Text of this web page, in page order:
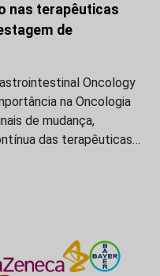
nas terapêuticas
de
Oncology
na Oncologia
de mudança,
das terapêuticas…